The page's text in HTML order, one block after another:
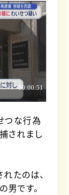
つな行為
されまし
たのは、
です。